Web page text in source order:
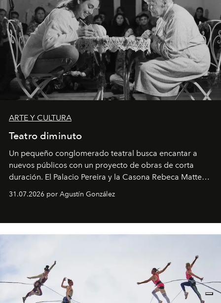
ARTE Y CULTURA
Teatro diminuto
Un pequeño conglomerado teatral busca encantar a
nuevos públicos con un proyecto de obras de corta
duración. El Palacio Pereira y la Casona Rebeca Matte
son algunos de los lugares que han albergado estas
miniobras. Sus puestas en escena son limpias; ponen el
31.07.2026 por Agustín González